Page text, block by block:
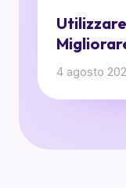
4 agosto